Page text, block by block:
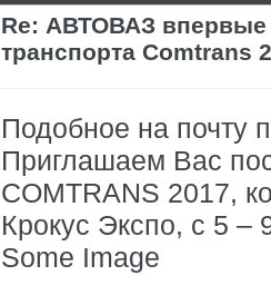
Re: АВТОВАЗ впервые
транспорта Comtrans
Подобное на почту
Приглашаем Вас
COMTRANS 2017,
Крокус Экспо, с 5 –
Some Image